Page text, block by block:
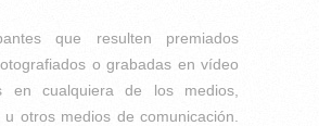
que resulten premiados
o grabadas en vídeo
en cualquiera de los medios,
otros medios de comunicación.